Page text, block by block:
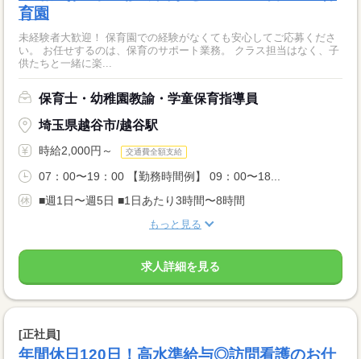
育園
未経験者大歓迎！ 保育園での経験がなくても安心してご応募くださ
い。 お任せするのは、保育のサポート業務。 クラス担当はなく、子
供たちと一緒に楽...
保育士・幼稚園教諭・学童保育指導員
埼玉県越谷市/越谷駅
時給2,000円～ 交通費全額支給
07：00〜19：00 【勤務時間例】 09：00〜18...
■週1日〜週5日 ■1日あたり3時間〜8時間
もっと見る
求人詳細を見る
[正社員]
年間休日120日！高水準給与◎訪問看護のお仕